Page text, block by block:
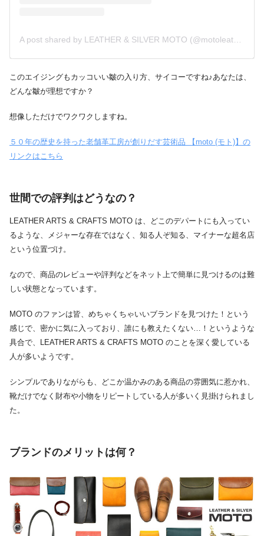
このエイジングもカッコいい皺の入り方、サイコーですね♪あなたは、
どんな皺が理想ですか？
想像しただけでワクワクしますね。
５０年の歴史を持った老舗革工房が創りだす芸術品 【moto (モト)】の
リンクはこちら
世間での評判はどうなの？
LEATHER ARTS & CRAFTS MOTO は、どこのデパートにも入ってい
るような、メジャーな存在ではなく、知る人ぞ知る、マイナーな超名店
という位置づけ。
なので、商品のレビューや評判などをネット上で簡単に見つけるのは難
しい状態となっています。
MOTO のファンは皆、めちゃくちゃいいブランドを見つけた！という
感じで、密かに気に入っており、誰にも教えたくない…！というような
具合で、LEATHER ARTS & CRAFTS MOTO のことを深く愛している
人が多いようです。
シンプルでありながらも、どこか温かみのある商品の雰囲気に惹かれ、
靴だけでなく財布や小物をリピートしている人が多いく見掛けられまし
た。
ブランドのメリットは何？